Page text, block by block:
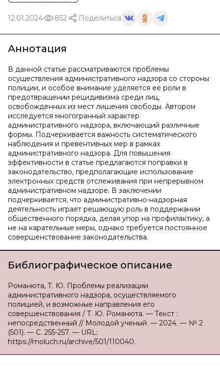
12.01.2024 852 Поделиться
Аннотация
В данной статье рассматриваются проблемы
осуществления административного надзора со стороны
полиции, и особое внимание уделяется ее роли в
предотвращении рецидивизма среди лиц,
освобожденных из мест лишения свободы. Автором
исследуется многогранный характер
административного надзора, включающий различные
формы. Подчеркивается важность систематического
наблюдения и превентивных мер в рамках
административного надзора. Для повышения
эффективности в статье предлагаются поправки в
законодательство, предполагающие использование
электронных средств отслеживания при непрерывном
административном надзоре. В заключении
подчеркивается, что административно-надзорная
деятельность играет решающую роль в поддержании
общественного порядка, делая упор на профилактику, а
не на карательные меры, однако требуется постоянное
совершенствование законодательства.
Библиографическое описание
Романюта, Т. Ю. Проблемы реализации
административного надзора, осуществляемого
полицией, и возможные направления его
совершенствования / Т. Ю. Романюта. — Текст :
непосредственный // Молодой ученый. — 2024. — № 2
(501). — С. 255-257. — URL:
https://moluch.ru/archive/501/110040.